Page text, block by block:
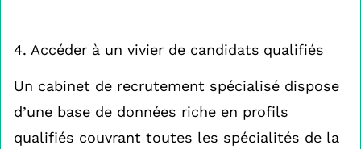
4. Accéder à un vivier de candidats qualifiés
Un cabinet de recrutement spécialisé dispose
d’une base de données riche en profils
qualifiés couvrant toutes les spécialités de la